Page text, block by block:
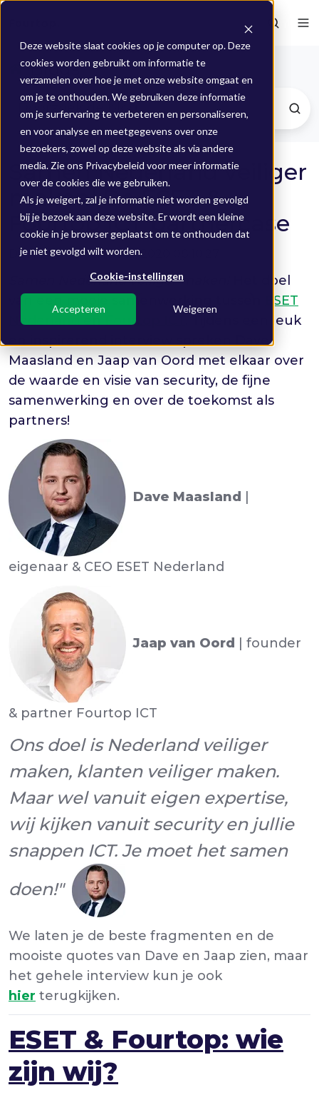
Deze website slaat cookies op je computer op. Deze
cookies worden gebruikt om informatie te
verzamelen over hoe je met onze website omgaat en
om je te onthouden. We gebruiken deze informatie
om je surfervaring te verbeteren en personaliseren,
en voor analyse en meetgegevens over onze
bezoekers, zowel op deze website als via andere
media. Zie ons Privacybeleid voor meer informatie
over de cookies die we gebruiken.
Als je weigert, zal je informatie niet worden gevolgd
bij je bezoek aan deze website. Er wordt een kleine
cookie in je browser geplaatst om te onthouden dat
je niet gevolgd wilt worden.
Cookie-instellingen
Accepteren Weigeren
Blogs
Samen Nederland veiliger
maken! De ESET &
Fourtop ICT partnercase
DoorMiekeop 17 sep 2020 08:10:27
Samen Nederland veiliger maken!
Het doel
van een mooie samenwerking tussen
ESET
Nederland
Fourtop ICT
. Tijdens een leuk
en inspirerend interview spreken Dave
Maasland en Jaap van Oord met elkaar over
de waarde en visie van security, de fijne
samenwerking en over de toekomst als
partners!
Dave Maasland
eigenaar & CEO ESET Nederland
Jaap van Oord | founder
& partner Fourtop ICT
Ons doel is Nederland veiliger
maken, klanten veiliger maken.
Maar wel vanuit eigen expertise,
wij kijken vanuit security en jullie
snappen ICT. Je moet het samen
doen!"
We laten je de beste fragmenten en de
mooiste quotes van Dave en Jaap zien, maar
het gehele interview kun je ook
hier terugkijken.
ESET & Fourtop: wie
zijn wij?